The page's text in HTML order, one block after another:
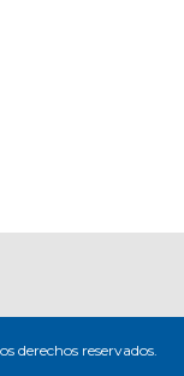
derechos reservados.